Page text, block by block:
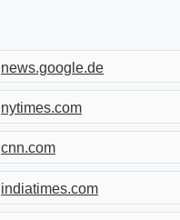
news.google.de
nytimes.com
cnn.com
indiatimes.com